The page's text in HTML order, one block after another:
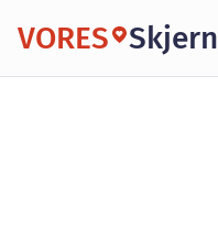
VORES Skjern